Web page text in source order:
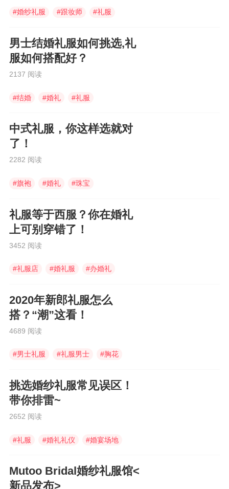
#婚纱礼服 #跟妆师 #礼服
男士结婚礼服如何挑选,礼
服如何搭配好？
2137 阅读
#结婚 #婚礼 #礼服
中式礼服，你这样选就对
了！
2282 阅读
#旗袍 #婚礼 #珠宝
礼服等于西服？你在婚礼
上可别穿错了！
3452 阅读
#礼服店 #婚礼服 #办婚礼
2020年新郎礼服怎么
搭？“潮”这看！
4689 阅读
#男士礼服 #礼服男士 #胸花
挑选婚纱礼服常见误区！
带你排雷~
2652 阅读
#礼服 #婚礼礼仪 #婚宴场地
Mutoo Bridal婚纱礼服馆<
新品发布>